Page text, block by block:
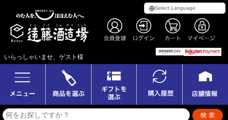
いらっしゃいませ、ゲスト様